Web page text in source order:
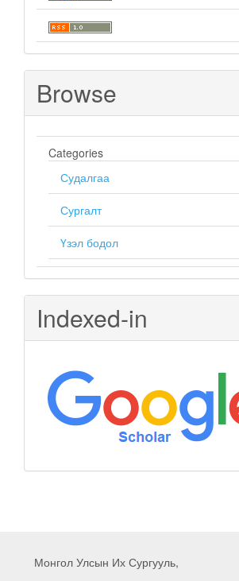
Browse
Categories
Судалгаа
Сургалт
Үзэл бодол
Indexed-in
Монгол Улсын Их Сургууль,